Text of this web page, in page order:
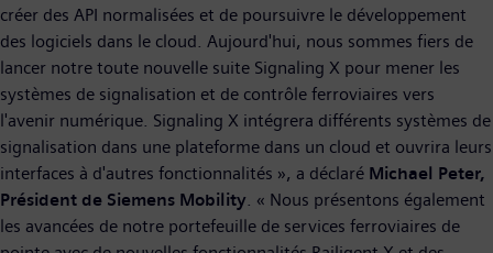
créer des API normalisées et de poursuivre le développement
des logiciels dans le cloud. Aujourd'hui, nous sommes fiers de
lancer notre toute nouvelle suite Signaling X pour mener les
systèmes de signalisation et de contrôle ferroviaires vers
l'avenir numérique. Signaling X intégrera différents systèmes de
signalisation dans une plateforme dans un cloud et ouvrira leurs
interfaces à d'autres fonctionnalités », a déclaré Michael Peter,
Président de Siemens Mobility . « Nous présentons également
les avancées de notre portefeuille de services ferroviaires de